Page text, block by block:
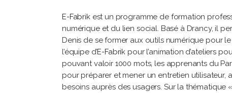
E-Fabrikest un programme de formation
numérique et du lien social. Basé à Drancy, il
Denis de se former aux outils numérique pour
l’équipe d’E-Fabrik pour l’animation d’ateliers
pouvant valoir 1000 mots, les apprenants du
pour préparer et mener un entretien utilisateur,
besoins auprès des usagers. Sur la